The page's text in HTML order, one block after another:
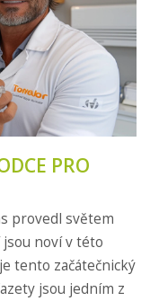
PRO
provedl světem
noví v této
tento začátečnický
jsou jedním z